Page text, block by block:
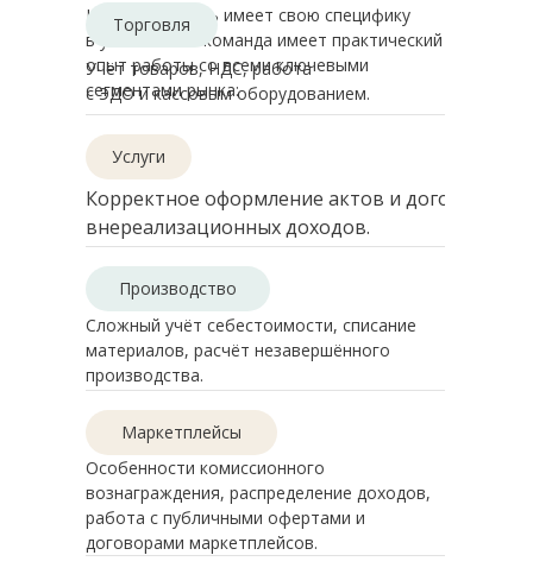
Каждая отрасль имеет свою специфику
в учёте. Наша команда имеет практический
опыт работы со всеми ключевыми
сегментами рынка:
Торговля
Учёт товаров, НДС, работа
с ЭДО и кассовым оборудованием.
Услуги
Корректное оформление актов и договоров,
внереализационных доходов.
Производство
Сложный учёт себестоимости, списание
материалов, расчёт незавершённого
производства.
Маркетплейсы
Особенности комиссионного
вознаграждения, распределение доходов,
работа с публичными офертами и
договорами маркетплейсов.